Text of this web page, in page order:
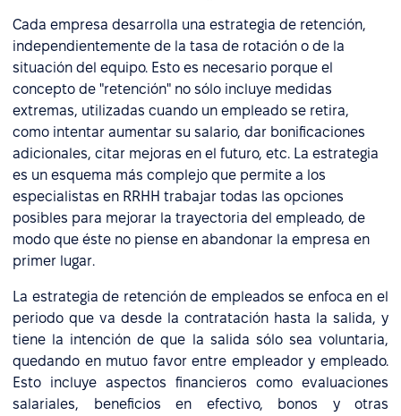
Cada empresa desarrolla una estrategia de retención,
independientemente de la tasa de rotación o de la
situación del equipo. Esto es necesario porque el
concepto de "retención" no sólo incluye medidas
extremas, utilizadas cuando un empleado se retira,
como intentar aumentar su salario, dar bonificaciones
adicionales, citar mejoras en el futuro, etc. La estrategia
es un esquema más complejo que permite a los
especialistas en RRHH trabajar todas las opciones
posibles para mejorar la trayectoria del empleado, de
modo que éste no piense en abandonar la empresa en
primer lugar.
La estrategia de retención de empleados se enfoca en el
periodo que va desde la contratación hasta la salida, y
tiene la intención de que la salida sólo sea voluntaria,
quedando en mutuo favor entre empleador y empleado.
Esto incluye aspectos financieros como evaluaciones
salariales, beneficios en efectivo, bonos y otras